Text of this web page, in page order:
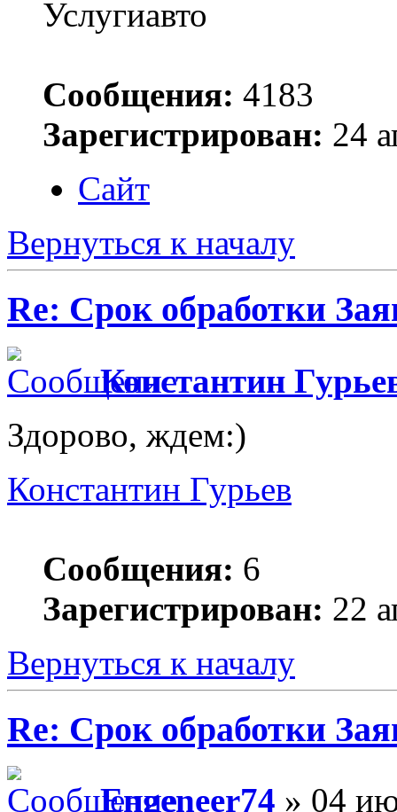
Услугиавто
Сообщения: 4183
Зарегистрирован: 24
Сайт
Вернуться к началу
Re: Срок обработки
Константин
Здорово, ждем:)
Константин Гурьев
Сообщения: 6
Зарегистрирован: 22
Вернуться к началу
Re: Срок обработки
Engeneer74 » 04